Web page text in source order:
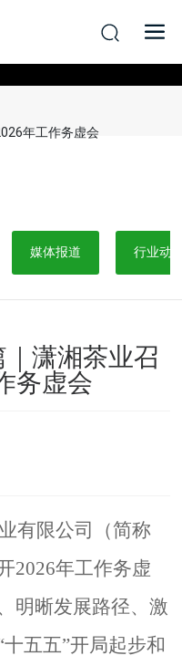
年工作务虚会
媒体报道 行业动
潇湘茶业召
务虚会
有限公司（简称
2026年工作务虚
明晰发展路径、激
五五”开局起步和